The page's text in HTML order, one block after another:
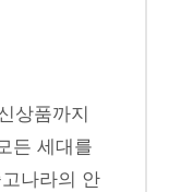
상품까지
든 세대를
나라의 안